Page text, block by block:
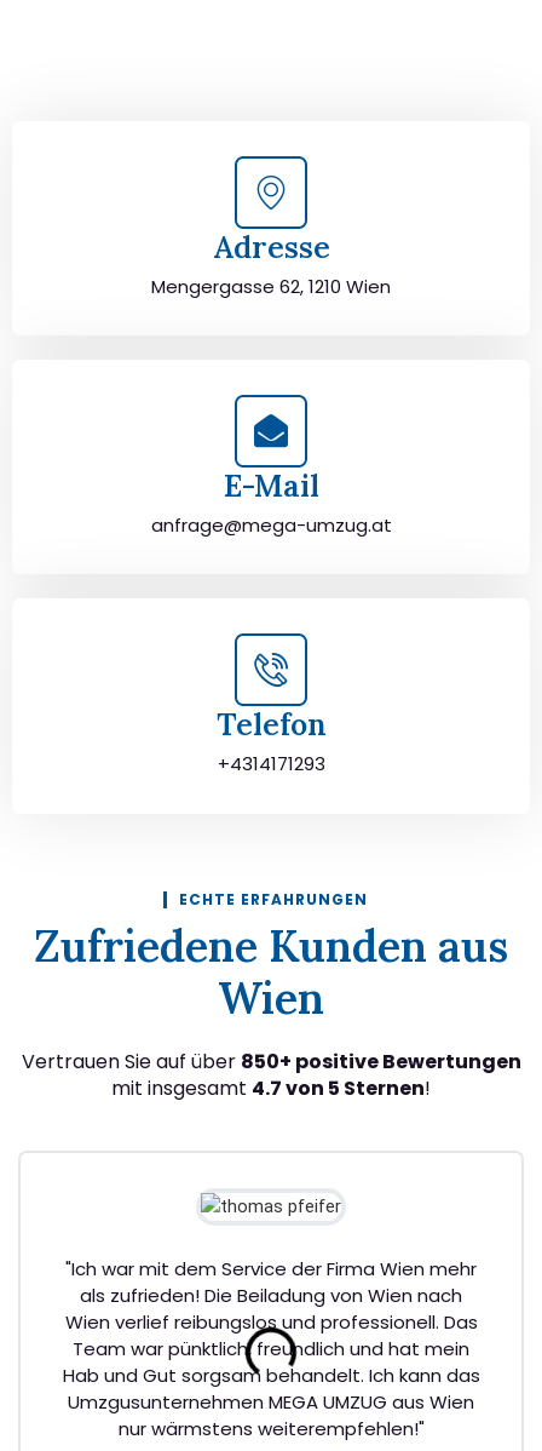
Adresse
Mengergasse 62, 1210 Wien
E-Mail
anfrage@mega-umzug.at
Telefon
+4314171293
ECHTE ERFAHRUNGEN
Zufriedene Kunden aus
Wien
Vertrauen Sie auf über 850+ positive Bewertungen
mit insgesamt 4.7 von 5 Sternen!
"Ich war mit dem Service der Firma Wien mehr
als zufrieden! Die Beiladung von Wien nach
Wien verlief reibungslos und professionell. Das
Team war pünktlich, freundlich und hat mein
Hab und Gut sorgsam behandelt. Ich kann das
Umzgusunternehmen MEGA UMZUG aus Wien
nur wärmstens weiterempfehlen!"